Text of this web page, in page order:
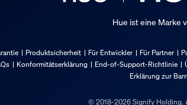
Hue ist eine Marke
Produktsicherheit Für Entwickler Für Partner
Konformitätserklärung End-of-Support-Richtlinie
Erklärung zur
© 2018-2026 Signify Holding.